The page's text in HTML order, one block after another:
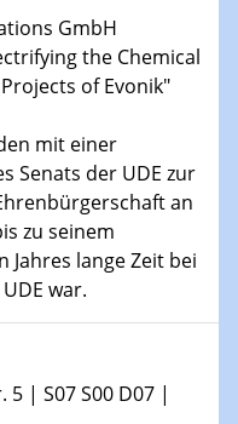
W3-Professur
W3-Professur
GmbH
the Chemical
of Evonik"
mit einer
Senats der UDE zur
an
zu seinem
Jahres lange Zeit bei
war.
| S07 S00 D07 |